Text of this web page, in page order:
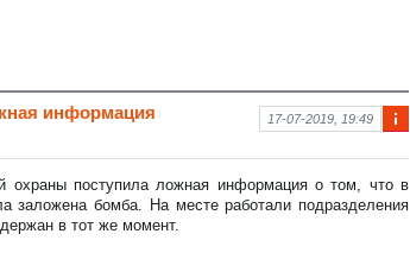
фо
аци
я к
17-07-2019, 19:49
информация
охраны поступила ложная информация о том, что в
заложена бомба. На месте работали подразделения
в тот же момент.